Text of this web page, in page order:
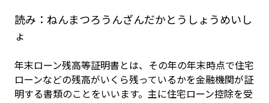
読み： ねんまつろうんざんだかとうしょうめいし
ょ
年末ローン残高等証明書とは、その年の年末時点で住宅
ローンなどの残高がいくら残っているかを金融機関が証
明する書類のことをいいます。主に住宅ローン控除を受